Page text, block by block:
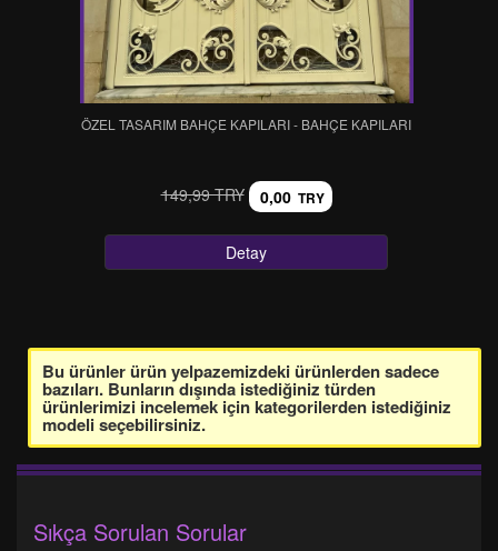
ÖZEL TASARIM BAHÇE KAPILARI - BAHÇE KAPILARI
149,99 TRY 0,00 TRY
Detay
Bu ürünler ürün yelpazemizdeki ürünlerden sadece
bazıları. Bunların dışında istediğiniz türden
ürünlerimizi incelemek için kategorilerden istediğiniz
modeli seçebilirsiniz.
Sıkça Sorulan Sorular